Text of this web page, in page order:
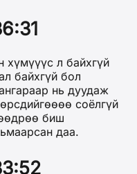
хүмүүүс л байхгүй
байхгүй бол
нь дуудаж
соёлгүй
биш
даа.